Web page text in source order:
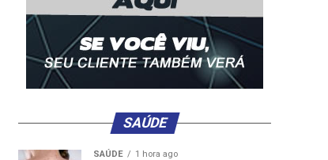
SAÚDE
SAÚDE 1 hora ago